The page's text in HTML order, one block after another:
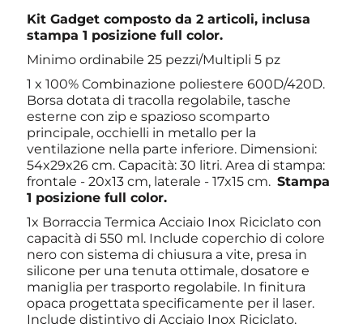
Kit Gadget composto da 2 articoli, inclusa
stampa 1 posizione full color.
Minimo ordinabile 25 pezzi/Multipli 5 pz
1 x 100% Combinazione poliestere 600D/420D.
Borsa dotata di tracolla regolabile, tasche
esterne con zip e spazioso scomparto
principale, occhielli in metallo per la
ventilazione nella parte inferiore. Dimensioni:
54x29x26 cm. Capacità: 30 litri. Area di stampa:
frontale - 20x13 cm, laterale - 17x15 cm.Stampa
1 posizione full color.
1x Borraccia Termica Acciaio Inox Riciclato con
capacità di 550 ml. Include coperchio di colore
nero con sistema di chiusura a vite, presa in
silicone per una tenuta ottimale, dosatore e
maniglia per trasporto regolabile. In finitura
opaca progettata specificamente per il laser.
Include distintivo di Acciaio Inox Riciclato.